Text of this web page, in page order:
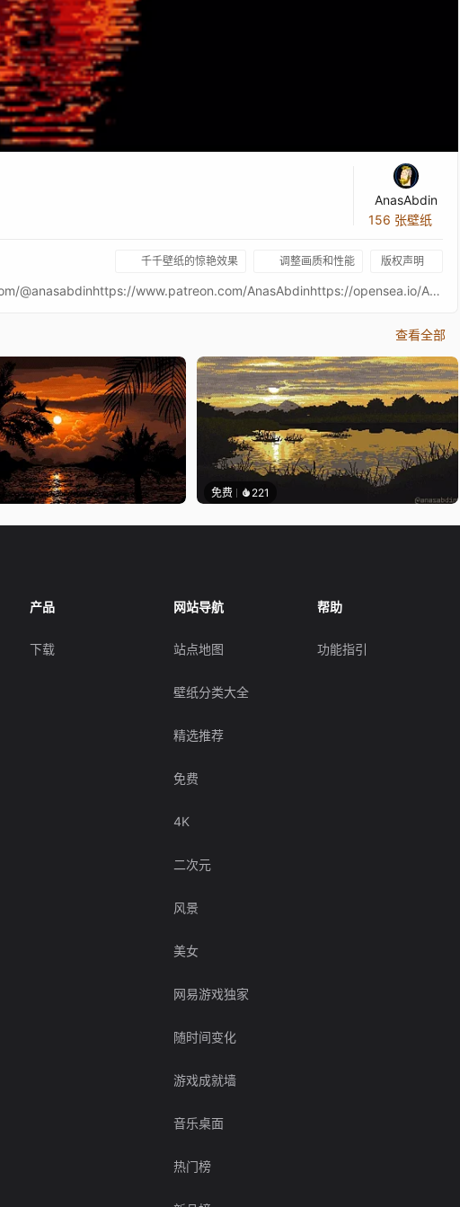
AnasAbdin
156 张壁纸
千千壁纸的惊艳效果 调整画质和性能 版权声明
https://foundation.app/@anasabdinhttps://www.tiktok.com/@anasabdinhttps://www.patreon.com/AnasAbdinhttps://opensea.io/AnasAbdinhttps://www.instagram.com/anasabdin/https://twitter.com/AnasAbdinhttps://anasabdin.tumblr.com/https://www.facebook.com/anastronautgames/https://www.artstation.com/anasabdin
查看全部
免费 221
产品
下载
网站导航
站点地图
壁纸分类大全
精选推荐
免费
4K
二次元
风景
美女
网易游戏独家
随时间变化
游戏成就墙
音乐桌面
热门榜
帮助
功能指引